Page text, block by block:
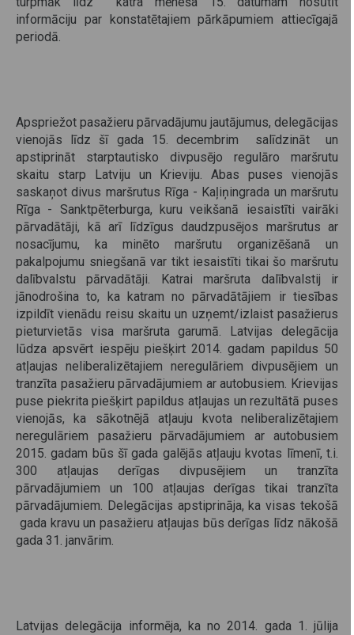
informāciju par konstatētajiem pārkāpumiem attiecīgajā
periodā.
Apspriežot pasažieru pārvadājumu jautājumus, delegācijas
vienojās līdz šī gada 15. decembrim salīdzināt un
apstiprināt starptautisko divpusējo regulāro maršrutu
skaitu starp Latviju un Krieviju. Abas puses vienojās
saskaņot divus maršrutus Rīga - Kaļiņingrada un maršrutu
Rīga - Sanktpēterburga, kuru veikšanā iesaistīti vairāki
pārvadātāji, kā arī līdzīgus daudzpusējos maršrutus ar
nosacījumu, ka minēto maršrutu organizēšanā un
pakalpojumu sniegšanā var tikt iesaistīti tikai šo maršrutu
dalībvalstu pārvadātāji. Katrai maršruta dalībvalstij ir
jānodrošina to, ka katram no pārvadātājiem ir tiesības
izpildīt vienādu reisu skaitu un uzņemt/izlaist pasažierus
pieturvietās visa maršruta garumā. Latvijas delegācija
lūdza apsvērt iespēju piešķirt 2014. gadam papildus 50
atļaujas neliberalizētajiem neregulāriem divpusējiem un
tranzīta pasažieru pārvadājumiem ar autobusiem. Krievijas
puse piekrita piešķirt papildus atļaujas un rezultātā puses
vienojās, ka sākotnējā atļauju kvota neliberalizētajiem
neregulāriem pasažieru pārvadājumiem ar autobusiem
2015. gadam būs šī gada galējās atļauju kvotas līmenī, t.i.
300 atļaujas derīgas divpusējiem un tranzīta
pārvadājumiem un 100 atļaujas derīgas tikai tranzīta
pārvadājumiem. Delegācijas apstiprināja, ka visas tekošā
gada kravu un pasažieru atļaujas būs derīgas līdz nākošā
gada 31. janvārim.
Latvijas delegācija informēja, ka no 2014. gada 1. jūlija